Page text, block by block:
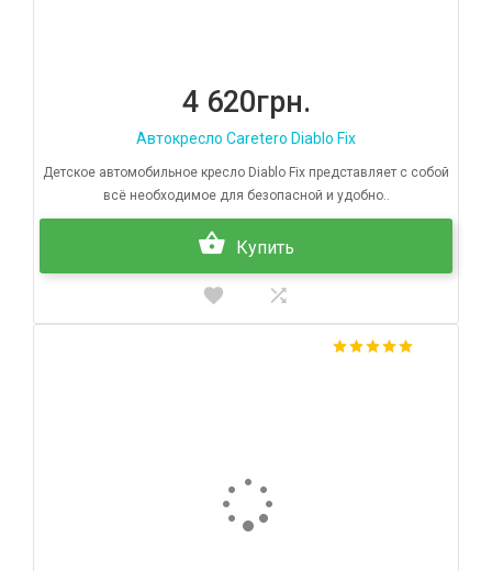
4 620грн.
Автокресло Caretero Diablo Fix
Детское автомобильное кресло Diablo Fix представляет с собой
всё необходимое для безопасной и удобно..
Купить